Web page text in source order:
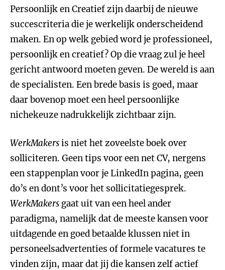
Persoonlijk en Creatief zijn daarbij de nieuwe
succescriteria die je werkelijk onderscheidend
maken. En op welk gebied word je professioneel,
persoonlijk en creatief? Op die vraag zul je heel
gericht antwoord moeten geven. De wereld is aan
de specialisten. Een brede basis is goed, maar
daar bovenop moet een heel persoonlijke
nichekeuze nadrukkelijk zichtbaar zijn.
WerkMakersis niet het zoveelste boek over
solliciteren. Geen tips voor een net CV, nergens
een stappenplan voor je LinkedIn pagina, geen
do’s en dont’s voor het sollicitatiegesprek.
WerkMakers gaat uit van een heel ander
paradigma, namelijk dat de meeste kansen voor
uitdagende en goed betaalde klussen niet in
personeelsadvertenties of formele vacatures te
vinden zijn, maar dat jij die kansen zelf actief